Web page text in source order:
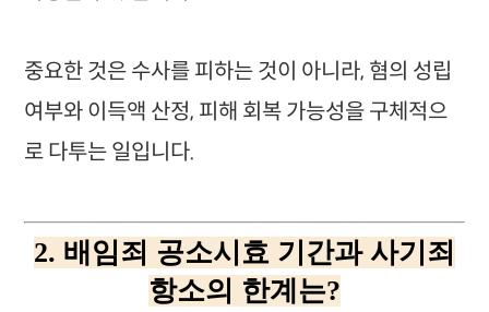
중요한 것은 수사를 피하는 것이 아니라, 혐의 성립
여부와 이득액 산정, 피해 회복 가능성을 구체적으
로 다투는 일입니다.
2. 배임죄 공소시효 기간과 사기죄
항소의 한계는?